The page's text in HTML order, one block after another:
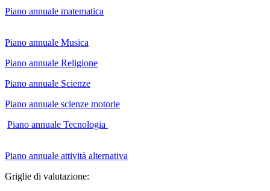
Piano annuale matematica
Piano annuale Musica
Piano annuale Religione
Piano annuale Scienze
Piano annuale scienze motorie
Piano annuale Tecnologia
Piano annuale attività alternativa
Griglie di valutazione: